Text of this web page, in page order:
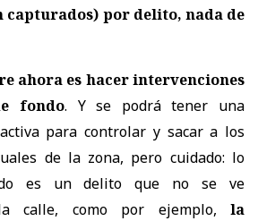
capturados) por delito, nada de
ahora es hacer intervenciones
fondo. Y se podrá tener una
para controlar y sacar a los
de la zona, pero cuidado: lo
es un delito que no se ve
calle, como por ejemplo, la